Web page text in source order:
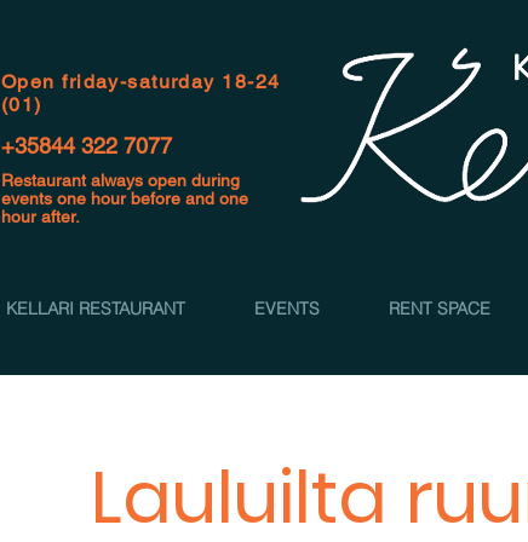
Open friday-saturday 18-24
(01)
+35844 322 7077
Restaurant always open during
events one hour before and one
hour after.
KELLARI RESTAURANT EVENTS RENT SPACE
Lauluilta